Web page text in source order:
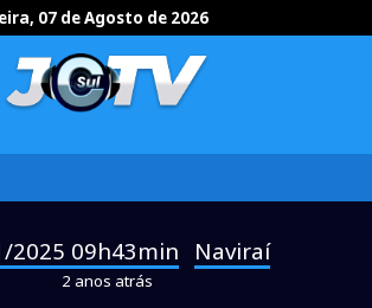
07 de Agosto de 2026
2025 09h43min Naviraí
2 anos atrás